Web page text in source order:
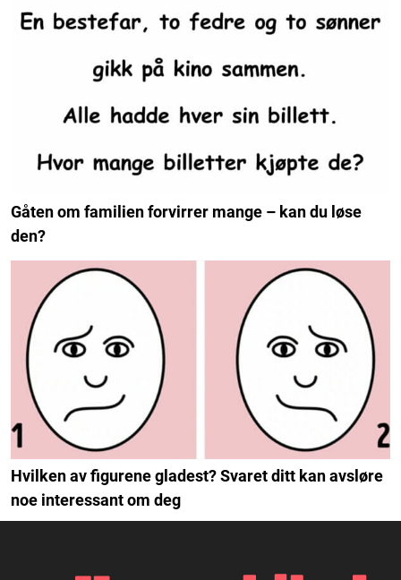
Gåten om familien forvirrer mange – kan du løse
den?
Hvilken av figurene gladest? Svaret ditt kan avsløre
noe interessant om deg